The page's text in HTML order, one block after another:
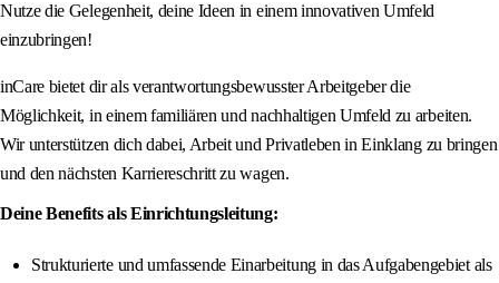
Nutze die Gelegenheit, deine Ideen in einem innovativen Umfeld
einzubringen!
inCare bietet dir als verantwortungsbewusster Arbeitgeber die
Möglichkeit, in einem familiären und nachhaltigen Umfeld zu arbeiten.
Wir unterstützen dich dabei, Arbeit und Privatleben in Einklang zu bringen
und den nächsten Karriereschritt zu wagen.
Deine Benefits als Einrichtungsleitung:
Strukturierte und umfassende Einarbeitung in das Aufgabengebiet als